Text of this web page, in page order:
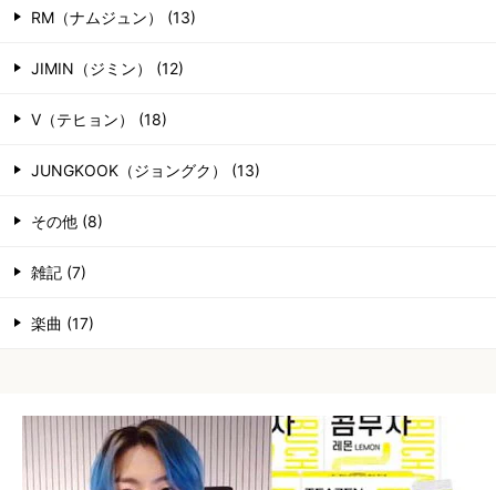
RM（ナムジュン） (13)
JIMIN（ジミン） (12)
V（テヒョン） (18)
JUNGKOOK（ジョングク） (13)
その他 (8)
雑記 (7)
楽曲 (17)